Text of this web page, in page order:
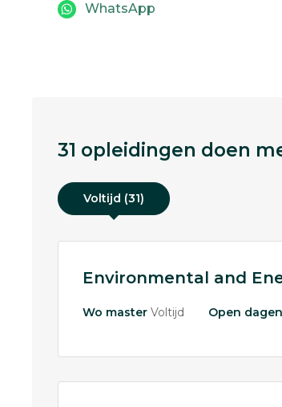
WhatsApp
31 opleidingen doen
Voltijd (31)
Environmental and
Wo master Voltijd Open